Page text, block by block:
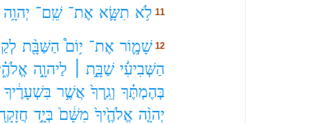
11 לֹ֥א תִשָּׂ֛א אֶת־ שֵֽׁם־ יְהוָ֥ה
12 שָׁמ֣֛וֹר אֶת־ י֥וֹם֩ הַשַּׁבָּ֖֨ת
הַשְּׁבִיעִ֜֔י שַׁבָּ֖֣ת ׀ לַיהוָ֖֣ה
בְּהֶמְתֶּ֗ךָ וְגֵֽרְךָ֙ אֲשֶׁ֣ר בִּשְׁעָרֶ֔יךָ
יְהוָ֤֨ה אֱלֹהֶ֤֙יךָ֙ מִשָּׁ֔ם֙ בְּיָ֤֥ד